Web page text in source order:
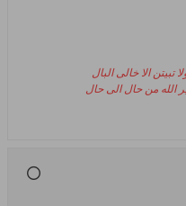
تبيتن الا خالى البال
الله من حال الى حال